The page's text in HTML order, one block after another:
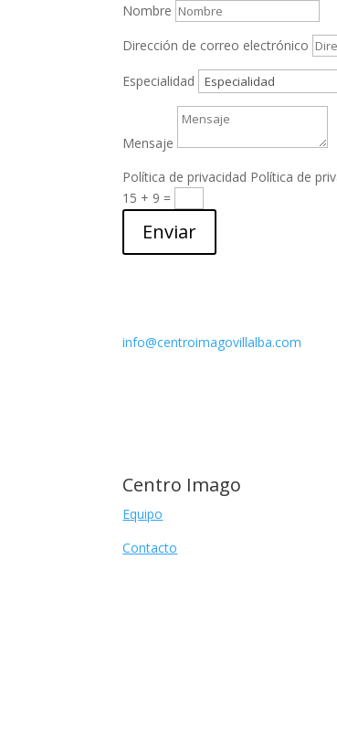
Nombre
Dirección de correo electrónico
Especialidad
Mensaje
Política de privacidad Política de
15 + 9 =
Enviar
info@centroimagovillalba.com
Centro Imago
Equipo
Contacto